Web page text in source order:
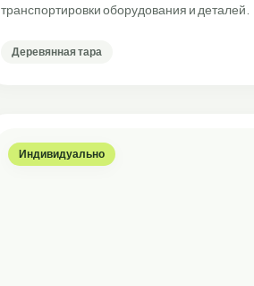
транспортировки оборудования и деталей.
Деревянная тара
Индивидуально